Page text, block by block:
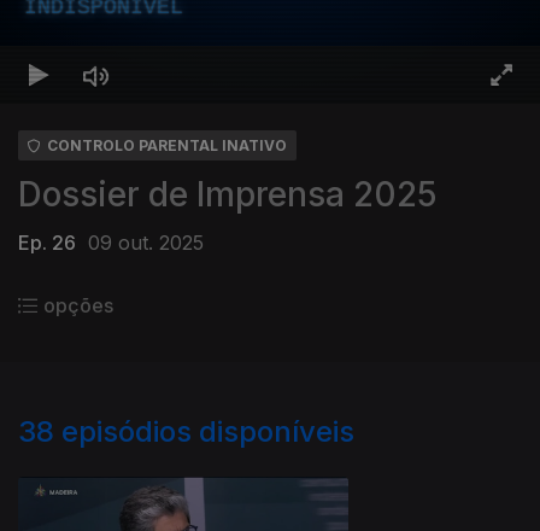
INDISPONÍVEL
CONTROLO PARENTAL INATIVO
Dossier de Imprensa 2025
Ep. 26 09 out. 2025
opções
38 episódios disponíveis